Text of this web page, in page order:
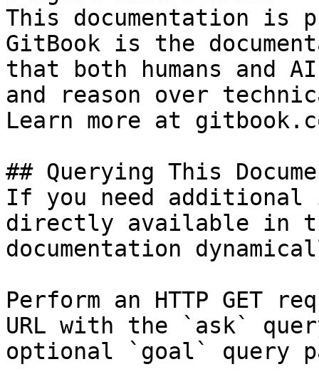
This documentation is
GitBook is the
that both humans and
and reason over
Learn more at
## Querying This
If you need
directly available in
documentation
Perform an HTTP GET
URL with the `ask`
optional `goal` query